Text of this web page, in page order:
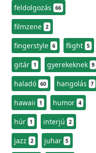
feldolgozás 66
filmzene 2
fingerstyle 6 flight 5
gitár 1 gyerekeknek 9
haladó 60 hangolás 7
hawaii 1 humor 4
húr 1 interjú 2
jazz 2 juhar 5